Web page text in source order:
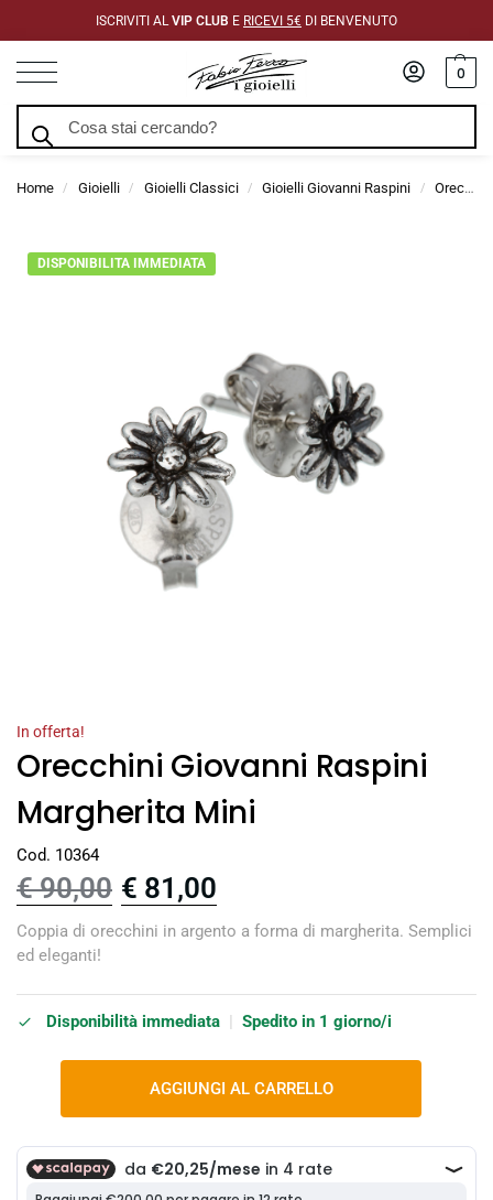
ISCRIVITI AL VIP CLUB E RICEVI 5€ DI BENVENUTO
0
Home / Gioielli / Gioielli Classici / Gioielli Giovanni Raspini / Orecchini Giovanni Raspini
DISPONIBILITA IMMEDIATA
In offerta!
Orecchini Giovanni Raspini
Margherita Mini
Cod. 10364
€90,00 € 81,00
Coppia di orecchini in argento a forma di margherita. Semplici
ed eleganti!
Disponibilità immediata Spedito in 1 giorno/i
AGGIUNGI AL CARRELLO